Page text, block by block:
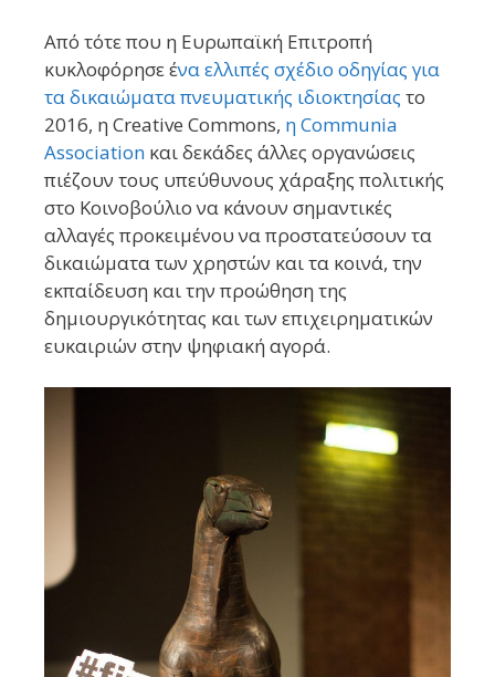
Από τότε που η Ευρωπαϊκή Επιτροπή
κυκλοφόρησε ένα ελλιπές σχέδιο οδηγίας για
τα δικαιώματα πνευματικής ιδιοκτησίας το
2016, η Creative Commons, η Communia
Association και δεκάδες άλλες οργανώσεις
πιέζουν τους υπεύθυνους χάραξης πολιτικής
στο Κοινοβούλιο να κάνουν σημαντικές
αλλαγές προκειμένου να προστατεύσουν τα
δικαιώματα των χρηστών και τα κοινά, την
εκπαίδευση και την προώθηση της
δημιουργικότητας και των επιχειρηματικών
ευκαιριών στην ψηφιακή αγορά.